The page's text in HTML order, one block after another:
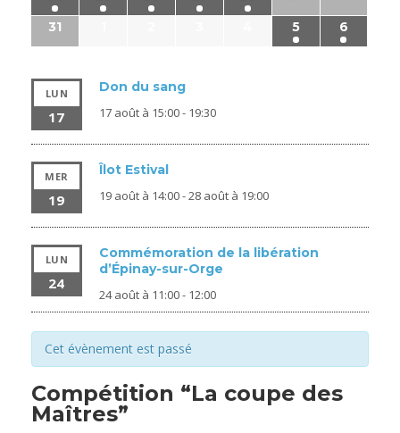
31
5 6
LUN
17
Don du sang
17 août à 15:00- 19:30
MER
19
Îlot Estival
19 août à 14:00-28 août à 19:00
LUN
24
Commémoration de la libération
d’Épinay-sur-Orge
24 août à 11:00- 12:00
Cet évènement est passé
Compétition “La coupe des
Maîtres”